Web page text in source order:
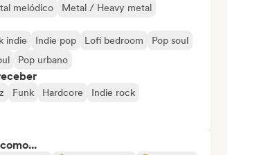
melódico Metal / Heavy metal
indie Indie pop Lofi bedroom
Pop soul
Pop urbano
Funk Hardcore
Indie rock